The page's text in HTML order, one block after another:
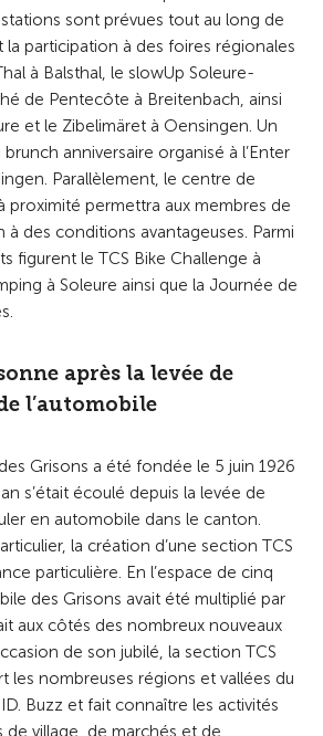
sont prévues tout au long de
la participation à des foires régionales
à Balsthal, le slowUp Soleure-
de Pentecôte à Breitenbach, ainsi
et le Zibelimäret à Oensingen. Un
anniversaire organisé à l’Enter
Parallèlement, le centre de
proximité permettra aux membres de
à des conditions avantageuses. Parmi
figurent le TCS Bike Challenge à
à Soleure ainsi que la Journée de
après la levée de
l’automobile
Grisons a été fondée le 5 juin 1926
s’était écoulé depuis la levée de
en automobile dans le canton.
la création d’une section TCS
particulière. En l’espace de cinq
des Grisons avait été multiplié par
aux côtés des nombreux nouveaux
de son jubilé, la section TCS
les nombreuses régions et vallées du
Buzz et fait connaître les activités
de village, de marchés et de